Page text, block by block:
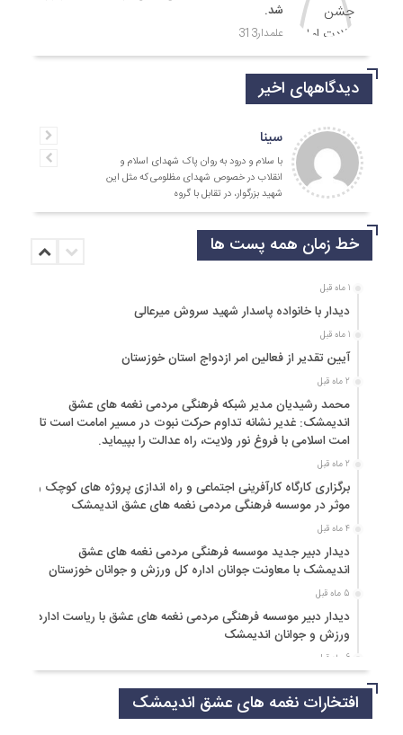
شد.
علمدار313
دیدگاههای اخیر
جمالی نسب
موفق باشید و تندرست
خط زمان همه پست ها
1 ماه قبل
دیدار با خانواده پاسدار شهید سروش میرعالی
1 ماه قبل
آیین تقدیر از فعالین امر ازدواج استان خوزستان
2 ماه قبل
محمد رشیدیان مدیر شبکه فرهنگی مردمی نغمه های عشق
اندیمشک: غدیر نشانه تداوم حرکت نبوت در مسیر امامت است تا
امت اسلامی با فروغ نور ولایت، راه عدالت را بپیماید.
2 ماه قبل
برگزاری کارگاه کارآفرینی اجتماعی و راه اندازی پروژه های کوچک و
موثر در موسسه فرهنگی مردمی نغمه های عشق اندیمشک
4 ماه قبل
دیدار دبیر جدید موسسه فرهنگی مردمی نغمه های عشق
اندیمشک با معاونت جوانان اداره کل ورزش و جوانان خوزستان
5 ماه قبل
دیدار دبیر موسسه فرهنگی مردمی نغمه های عشق با ریاست اداره
ورزش و جوانان اندیمشک
6 ماه قبل
نیمه شعبان و دهه فجر و هفته ی جوان در اندیمشک برگزار شد.
6 ماه قبل
افتخارات نغمه های عشق اندیمشک